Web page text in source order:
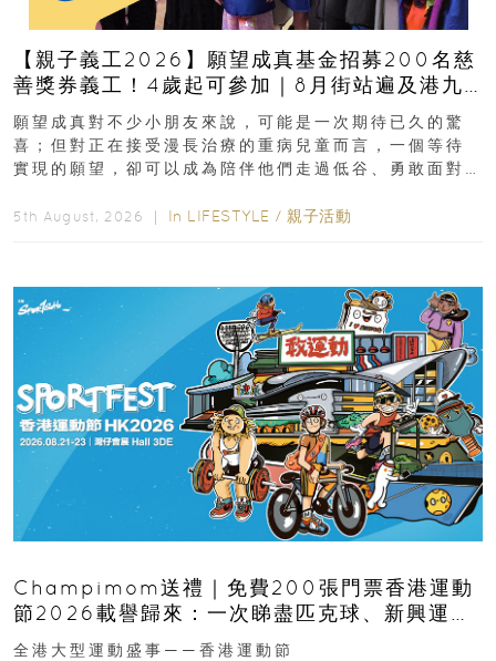
【親子義工2026】願望成真基金招募200名慈
善獎券義工！4歲起可參加｜8月街站遍及港九
新界
願望成真對不少小朋友來說，可能是一次期待已久的驚
喜；但對正在接受漫長治療的重病兒童而言，一個等待
實現的願望，卻可以成為陪伴他們走過低谷、勇敢面對
5th August, 2026 ｜ In LIFESTYLE / 親子活動
Champimom送禮｜免費200張門票香港運動
節2026載譽歸來：一次睇盡匹克球、新興運
動、街舞比賽＋逾百運動品牌展覽
全港大型運動盛事——香港運動節